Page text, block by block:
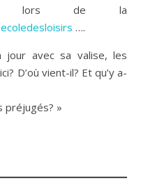
lors de la
….
jour avec sa valise, les
D’où vient-il? Et qu’y a-
préjugés? »